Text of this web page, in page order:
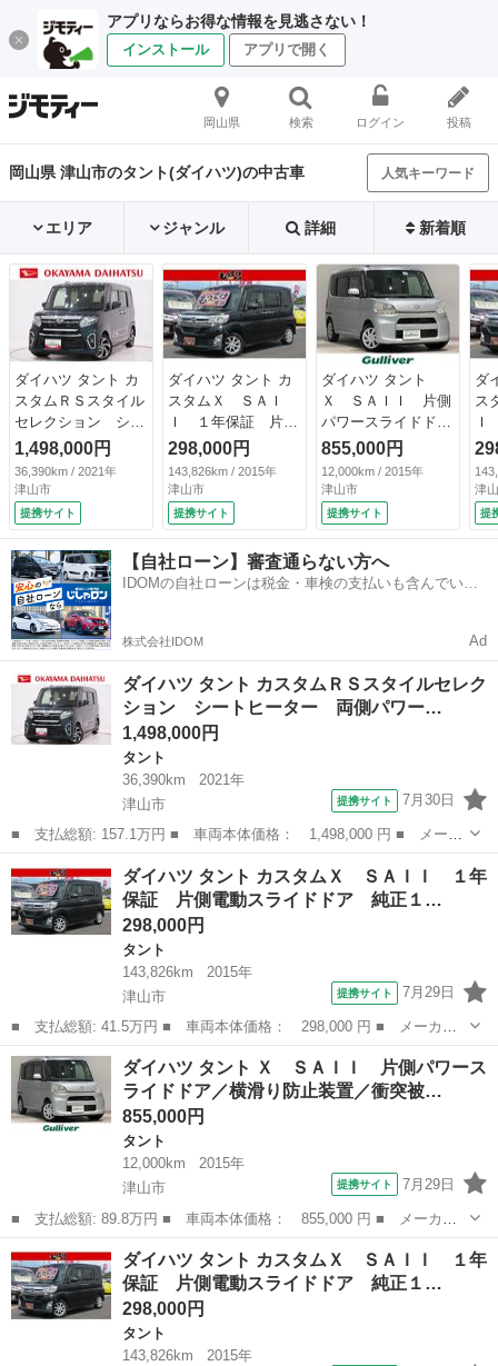
アプリならお得な情報を見逃さない！
インストール アプリで開く
岡山県 検索 ログイン 投稿
岡山県 津山市のタント(ダイハツ)の中古車 人気キーワード
エリア ジャンル 詳細 新着順
ダイハツ タント カ
スタムＲＳスタイル
セレクション シー
トヒーター 両側パ
ワースライドドア
オートライト キー
フリー アイドリン
グストップ バック
モニター ナビ ド
ライブレコーダー
ＵＳＢ入力端子 Ｂ
ｌｕｅｔｏｏｔｈ
ティーゼットデオプ
ラス （車検整備
付）
1,498,000円
36,390km / 2021年
津山市
提携サイト
ダイハツ タント カ
スタムＸ ＳＡＩ
Ｉ １年保証 片側
電動スライドドア
純正１４インチアル
ミホイール リアロ
ールシェード 衝突
回避システム ＬＥ
Ｄヘッドライト エ
コアイドル ステア
リングリモコン盗難
ｕｅｔｏｏｔｈ
298,000円
143,826km / 2015年
津山市
提携サイト
ダイハツ タント
Ｘ ＳＡＩＩ 片側
パワースライドドア
／横滑り防止装置／
衝突被害軽減システ
ム／純正ナビ（ＮＭ
ＣＫ－Ｗ６５Ｄ）／
イージークローザー
／アイドリングスト
ップ／コーナーセン
サー（後方）／ハロ
855,000円
12,000km / 2015年
津山市
提携サイト
ダ
ス
電
純
ミ
ー
回
リ
ｕ
津
提
【自社ローン】審査通らない方へ
IDOMの自社ローンは税金・車検の支払いも含んでいる
株式会社IDOM Ad
ダイハツ タント カスタムＲＳスタイルセレク
ション シートヒーター 両側パワー…
1,498,000円
タント
36,390km
2021年
津山市
提携サイト 7月30日
■ 支払総額: 157.1万円 ■ 車両本体価格： 1,498,000 円 ■ メーカ
ー名： ダイハツ ■ 車種名： タント ■ グレード名： カスタム
ＲＳスタイルセレクション シートヒーター 両側パワースライドド
ア オー...
岡山 津山市 タント
ダイハツ タント カスタムＸ ＳＡＩＩ １年
保証 片側電動スライドドア 純正１…
298,000円
タント
143,826km
2015年
津山市
提携サイト 7月29日
■ 支払総額: 41.5万円 ■ 車両本体価格： 298,000 円 ■ メーカー
名： ダイハツ ■ 車種名： タント ■ グレード名： カスタム
Ｘ ＳＡＩＩ １年保証 片側電動スライドドア 純正１４インチア
ルミホイール ...
岡山 津山市 タント
ダイハツ タント Ｘ ＳＡＩＩ 片側パワース
ライドドア／横滑り防止装置／衝突被…
855,000円
タント
12,000km
2015年
津山市
提携サイト 7月29日
■ 支払総額: 89.8万円 ■ 車両本体価格： 855,000 円 ■ メーカー
名： ダイハツ ■ 車種名： タント ■ グレード名： Ｘ ＳＡＩ
Ｉ 片側パワースライドドア／横滑り防止装置／衝突被害軽減システ
ム／純正ナビ...
岡山 津山市 タント
ダイハツ タント カスタムＸ ＳＡＩＩ １年
保証 片側電動スライドドア 純正１…
298,000円
タント
143,826km
2015年